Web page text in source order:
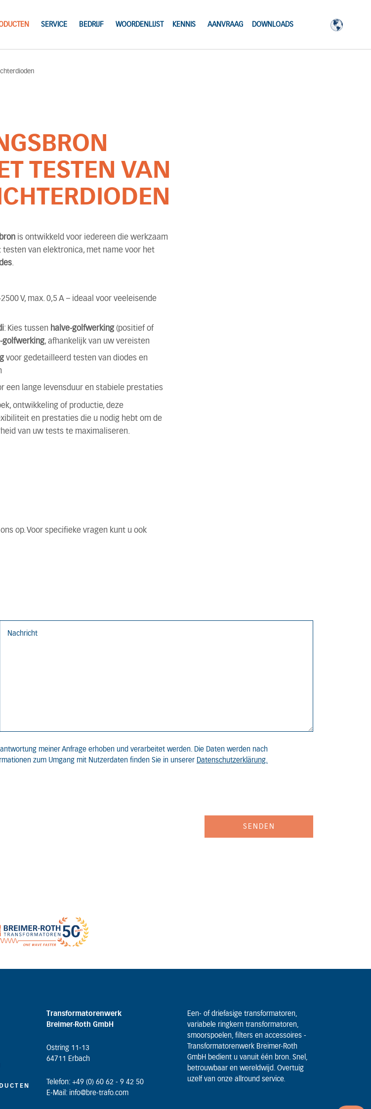
SERVICE BEDRIJF WOORDENLIJST KENNIS AANVRAAG DOWNLOADS
TESTEN VAN
is ontwikkeld voor iedereen die werkzaam
van elektronica, met name voor het
.
2500 V, max. 0,5 A – ideaal voor veeleisende
: Kies tussen halve-golfwerking(positief of
golfwerking, afhankelijk van uw vereisten
voor gedetailleerd testen van diodes en
een lange levensduur en stabiele prestaties
ontwikkeling of productie, deze
en prestaties die u nodig hebt om de
van uw tests te maximaliseren.
op. Voor specifieke vragen kunt u ook
meiner Anfrage erhoben und verarbeitet werden. Die Daten werden nach
zum Umgang mit Nutzerdaten finden Sie in unserer Datenschutzerklärung.
Transformatorenwerk
Breimer-Roth GmbH
Ostring 11-13
64711 Erbach
Telefon: +49 (0) 60 62 - 9 42 50
E-Mail: info@bre-trafo.com
Een- of driefasige transformatoren,
variabele ringkern transformatoren,
smoorspoelen, filters en accessoires -
Transformatorenwerk Breimer-Roth
GmbH bedient u vanuit één bron. Snel,
betrouwbaar en wereldwijd. Overtuig
uzelf van onze allround service.